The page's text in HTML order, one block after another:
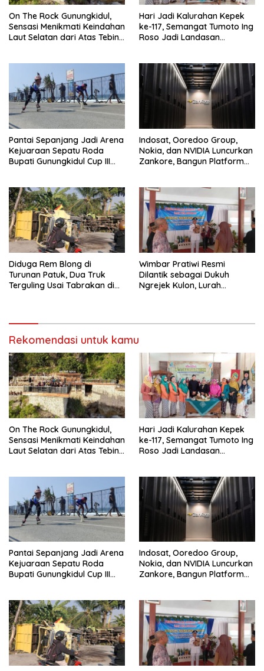
On The Rock Gunungkidul,
Sensasi Menikmati Keindahan
Laut Selatan dari Atas Tebing
Hari Jadi Kalurahan Kepek
ke-117, Semangat Tumoto Ing
Roso Jadi Landasan
Pantai Sepanjang Jadi Arena
Kejuaraan Sepatu Roda
Bupati Gunungkidul Cup III
Tourism
Indosat, Ooredoo Group,
Nokia, dan NVIDIA Luncurkan
Zankore, Bangun Platform
Diduga Rem Blong di
Turunan Patuk, Dua Truk
Terguling Usai Tabrakan di
Wimbar Pratiwi Resmi
Dilantik sebagai Dukuh
Ngrejek Kulon, Lurah
Rekomendasi untuk kamu
On The Rock Gunungkidul,
Sensasi Menikmati Keindahan
Laut Selatan dari Atas Tebing
Hari Jadi Kalurahan Kepek
ke-117, Semangat Tumoto Ing
Roso Jadi Landasan
Pantai Sepanjang Jadi Arena
Kejuaraan Sepatu Roda
Bupati Gunungkidul Cup III
Tourism
Indosat, Ooredoo Group,
Nokia, dan NVIDIA Luncurkan
Zankore, Bangun Platform